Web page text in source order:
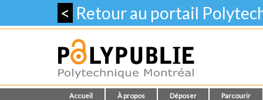
< Retour au portail
Accueil À propos Déposer Parcourir